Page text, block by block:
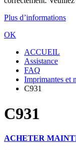
Plus d’informations
OK
ACCUEIL
Assistance
FAQ
Imprimantes et
C931
C931
ACHETER